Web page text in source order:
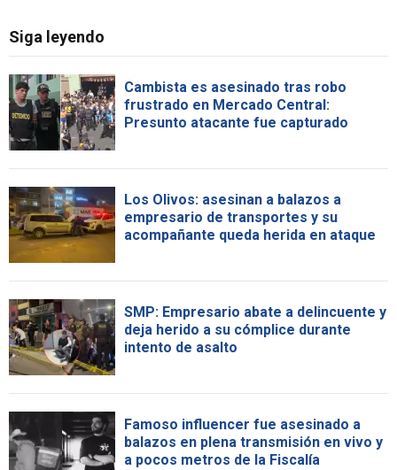
Siga leyendo
Cambista es asesinado tras robo
frustrado en Mercado Central:
Presunto atacante fue capturado
Los Olivos: asesinan a balazos a
empresario de transportes y su
acompañante queda herida en ataque
SMP: Empresario abate a delincuente y
deja herido a su cómplice durante
intento de asalto
Famoso influencer fue asesinado a
balazos en plena transmisión en vivo y
a pocos metros de la Fiscalía